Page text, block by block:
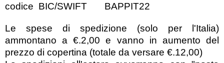
codice BIC/SWIFT BAPPIT22
Le spese di spedizione (solo per l'Italia)
ammontano a €.2,00 e vanno in aumento del
prezzo di copertina (totale da versare €.12,00)